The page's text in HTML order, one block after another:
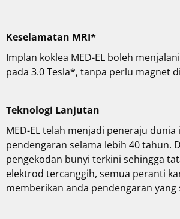
Keselamatan MRI*
Implan koklea MED-EL boleh
pada 3.0 Tesla*, tanpa perlu magnet
Teknologi Lanjutan
MED-EL telah menjadi peneraju dunia
pendengaran selama lebih 40 tahun.
pengekodan bunyi terkini sehingga
elektrod tercanggih, semua peranti
memberikan anda pendengaran yang